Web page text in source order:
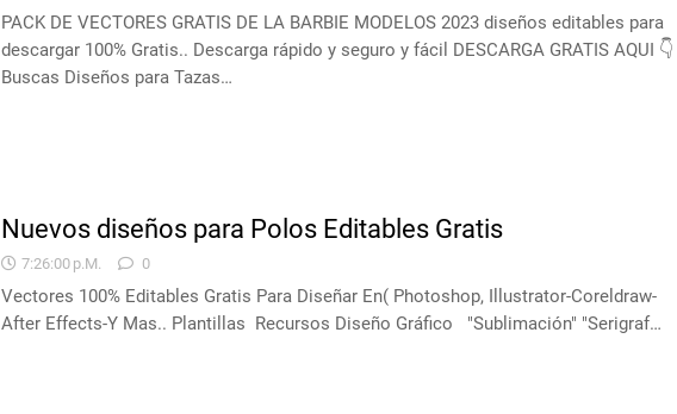
PACK DE VECTORES GRATIS DE LA BARBIE MODELOS 2023 diseños editables para
descargar 100% Gratis.. Descarga rápido y seguro y fácil DESCARGA GRATIS AQUI 👇
Buscas Diseños para Tazas…
Nuevos diseños para Polos Editables Gratis
7:26:00 P.m. 0
Vectores 100% Editables Gratis Para Diseñar En( Photoshop, Illustrator-Coreldraw-
After Effects-Y Mas.. Plantillas Recursos Diseño Gráfico "Sublimación" "Serigraf…